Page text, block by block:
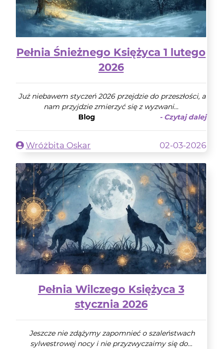
Pełnia Śnieżnego Księżyca 1 lutego
2026
Już niebawem styczeń 2026 przejdzie do przeszłości, a
nam przyjdzie zmierzyć się z wyzwani...
Blog
- Czytaj dalej
Wróżbita Oskar 02-03-2026
Pełnia Wilczego Księżyca 3
stycznia 2026
Jeszcze nie zdążymy zapomnieć o szaleństwach
sylwestrowej nocy i nie przyzwyczaimy się do...